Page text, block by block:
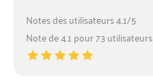
Notes des utilisateurs 4.1/5
Note de 4.1 pour 73 utilisateurs